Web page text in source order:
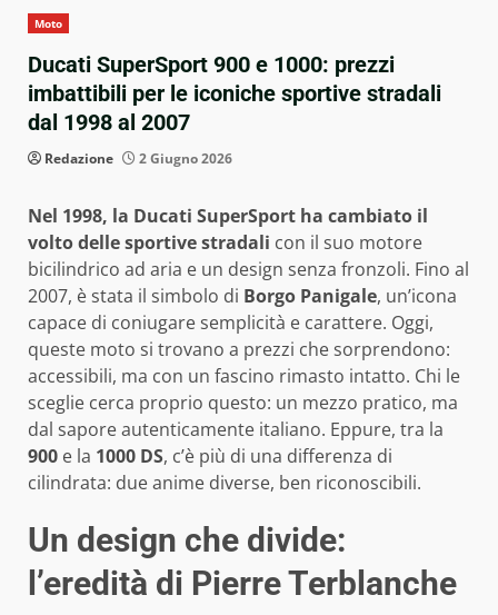
Moto
Ducati SuperSport 900 e 1000: prezzi
imbattibili per le iconiche sportive stradali
dal 1998 al 2007
Redazione 2 Giugno 2026
Nel 1998, la Ducati SuperSport ha cambiato il
volto delle sportive stradali con il suo motore
bicilindrico ad aria e un design senza fronzoli. Fino al
2007, è stata il simbolo di Borgo Panigale, un’icona
capace di coniugare semplicità e carattere. Oggi,
queste moto si trovano a prezzi che sorprendono:
accessibili, ma con un fascino rimasto intatto. Chi le
sceglie cerca proprio questo: un mezzo pratico, ma
dal sapore autenticamente italiano. Eppure, tra la
900 e la 1000 DS, c’è più di una differenza di
cilindrata: due anime diverse, ben riconoscibili.
Un design che divide:
l’eredità di Pierre Terblanche